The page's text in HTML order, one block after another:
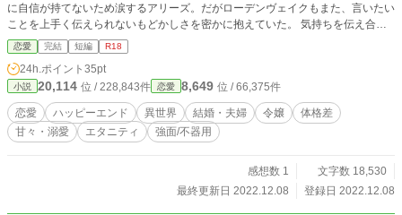
に自信が持てないため涙するアリーズ。だがローデンヴェイクもまた、言いたい
ことを上手く伝えられないもどかしさを密かに抱えていた。 気持ちを伝え合っ
た二人は、本音しか口にしない、隠し立てをしないという約束を交わし、身体を
重ねるが……？ 「こんな本性どこに隠してたんだか」 「構って欲しい人だった
なんて、思いませんでしたわ」 さてさて、互いの本性を知った夫婦の行く末や
いかに。 +ムーンライトノベルズにも掲載しております。
恋愛 完結 短編 R18
24h.ポイント 35pt
小説 20,114 位 / 228,843件 恋愛 8,649 位 / 66,375件
恋愛 ハッピーエンド 異世界 結婚・夫婦 令嬢
体格差
甘々・溺愛
エタニティ 強面/不器用
感想数 1
文字数 18,530
最終更新日 2022.12.08
登録日 2022.12.08